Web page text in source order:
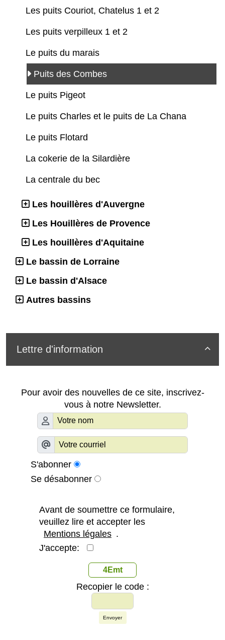
Les puits Couriot, Chatelus 1 et 2
Les puits verpilleux 1 et 2
Le puits du marais
Puits des Combes
Le puits Pigeot
Le puits Charles et le puits de La Chana
Le puits Flotard
La cokerie de la Silardière
La centrale du bec
Les houillères d'Auvergne
Les Houillères de Provence
Les houillères d'Aquitaine
Le bassin de Lorraine
Le bassin d'Alsace
Autres bassins

Lettre d'information
Pour avoir des nouvelles de ce site, inscrivez-
vous à notre Newsletter.
S'abonner
Se désabonner
Avant de soumettre ce formulaire,
veuillez lire et accepter les
Mentions légales .
J'accepte:
4Emt
Recopier le code :
Envoyer